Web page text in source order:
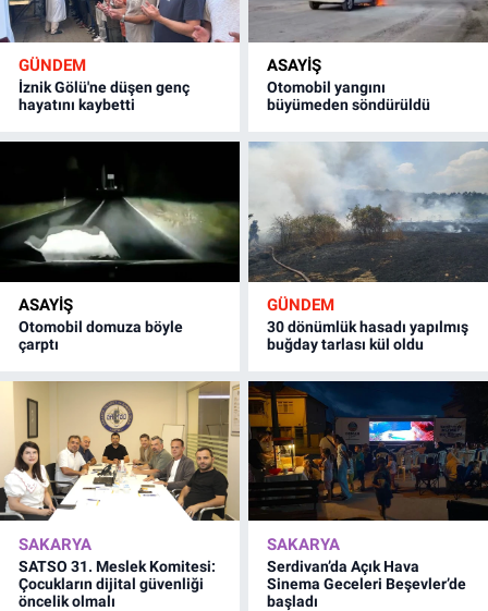
GÜNDEM
İznik Gölü'ne düşen genç
hayatını kaybetti
ASAYİŞ
Otomobil yangını
büyümeden söndürüldü
ASAYİŞ
Otomobil domuza böyle
çarptı
GÜNDEM
30 dönümlük hasadı yapılmış
buğday tarlası kül oldu
SAKARYA
SATSO 31. Meslek Komitesi:
Çocukların dijital güvenliği
öncelik olmalı
SAKARYA
Serdivan’da Açık Hava
Sinema Geceleri Beşevler’de
başladı